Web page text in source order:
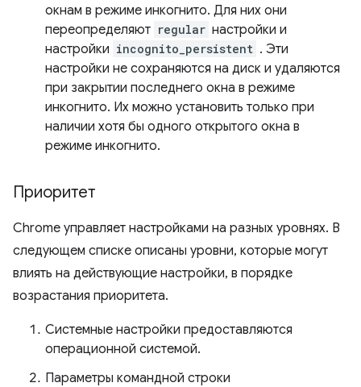
окнам в режиме инкогнито. Для них они
переопределяют regular настройки и
настройки incognito_persistent . Эти
настройки не сохраняются на диск и удаляются
при закрытии последнего окна в режиме
инкогнито. Их можно установить только при
наличии хотя бы одного открытого окна в
режиме инкогнито.
Приоритет
Chrome управляет настройками на разных уровнях. В
следующем списке описаны уровни, которые могут
влиять на действующие настройки, в порядке
возрастания приоритета.
Системные настройки предоставляются
операционной системой.
Параметры командной строки